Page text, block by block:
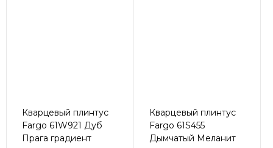
Кварцевый плинтус
Fargo 61W921 Дуб
Прага градиент
Кварцевый плинтус
Fargo 61S455
Дымчатый Меланит